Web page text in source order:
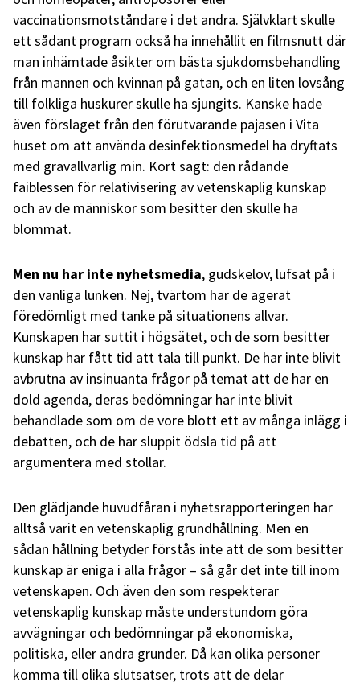
vaccinationsmotståndare i det andra. Självklart skulle
ett sådant program också ha innehållit en filmsnutt där
man inhämtade åsikter om bästa sjukdomsbehandling
från mannen och kvinnan på gatan, och en liten lovsång
till folkliga huskurer skulle ha sjungits. Kanske hade
även förslaget från den förutvarande pajasen i Vita
huset om att använda desinfektionsmedel ha dryftats
med gravallvarlig min. Kort sagt: den rådande
faiblessen för relativisering av vetenskaplig kunskap
och av de människor som besitter den skulle ha
blommat.
Men nu har inte nyhetsmedia, gudskelov, lufsat på i
den vanliga lunken. Nej, tvärtom har de agerat
föredömligt med tanke på situationens allvar.
Kunskapen har suttit i högsätet, och de som besitter
kunskap har fått tid att tala till punkt. De har inte blivit
avbrutna av insinuanta frågor på temat att de har en
dold agenda, deras bedömningar har inte blivit
behandlade som om de vore blott ett av många inlägg i
debatten, och de har sluppit ödsla tid på att
argumentera med stollar.
Den glädjande huvudfåran i nyhetsrapporteringen har
alltså varit en vetenskaplig grundhållning. Men en
sådan hållning betyder förstås inte att de som besitter
kunskap är eniga i alla frågor – så går det inte till inom
vetenskapen. Och även den som respekterar
vetenskaplig kunskap måste understundom göra
avvägningar och bedömningar på ekonomiska,
politiska, eller andra grunder. Då kan olika personer
komma till olika slutsatser, trots att de delar